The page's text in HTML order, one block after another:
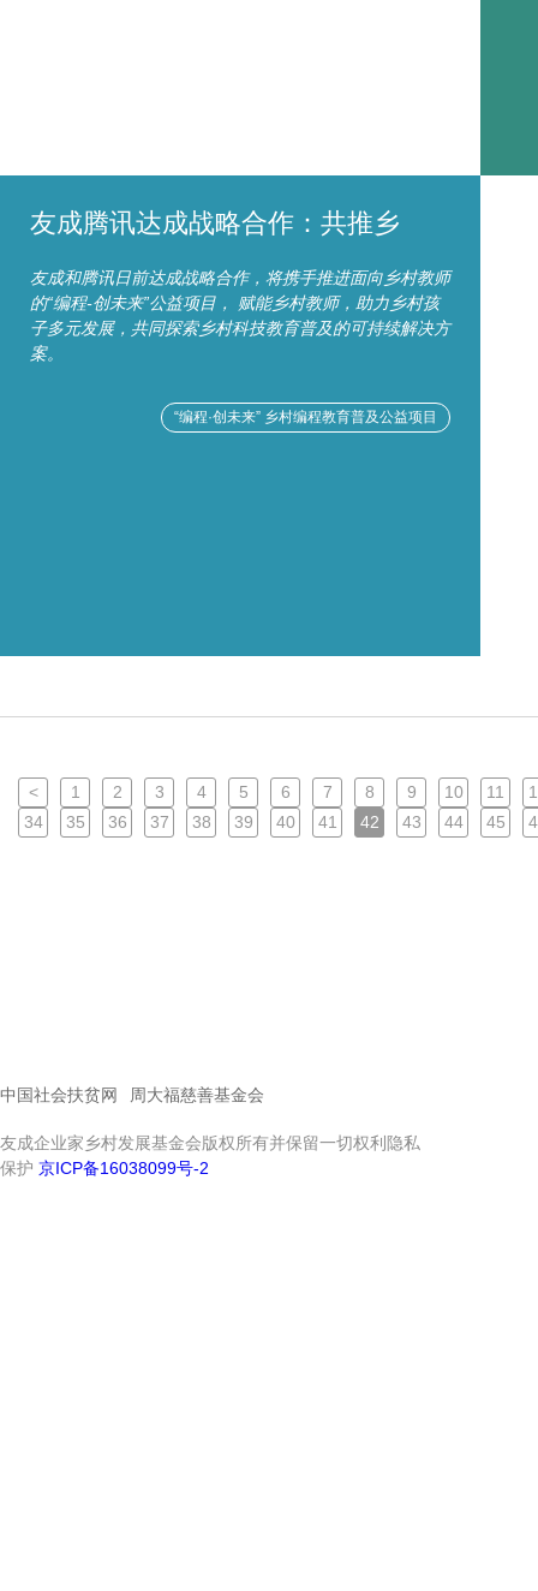
友成腾讯达成战略合作：共推乡
友成和腾讯日前达成战略合作，将携手推进面向乡村教师
的“编程-创未来”公益项目， 赋能乡村教师，助力乡村孩
子多元发展，共同探索乡村科技教育普及的可持续解决方
案。
“编程·创未来” 乡村编程教育普及公益项目
< 1 2 3 4 5 6 7 8 9 10 11
34
35 36 37 38 39 40 41 42 43 44 45
中国社会扶贫网 周大福慈善基金会
友成企业家乡村发展基金会版权所有并保留一切权利隐私
保护 京ICP备16038099号-2